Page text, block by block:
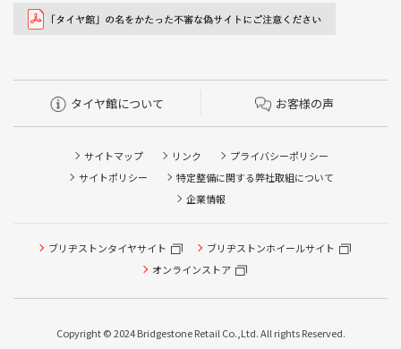
タイヤ館について お客様の声
サイトマップ リンク
プライバシーポリシー
サイトポリシー
特定整備に関する弊社取組について
企業情報
ブリヂストンタイヤサイト
ブリヂストンホイールサイト
オンラインストア
Copyright © 2024 Bridgestone Retail Co.,Ltd. All rights Reserved.
タイヤ点検・安全点検/タイヤ履き替え/オイル交換/その他
ピット作業の予約
本日のタイヤ履き替え順番待ち予約 ※クローク契約会員の